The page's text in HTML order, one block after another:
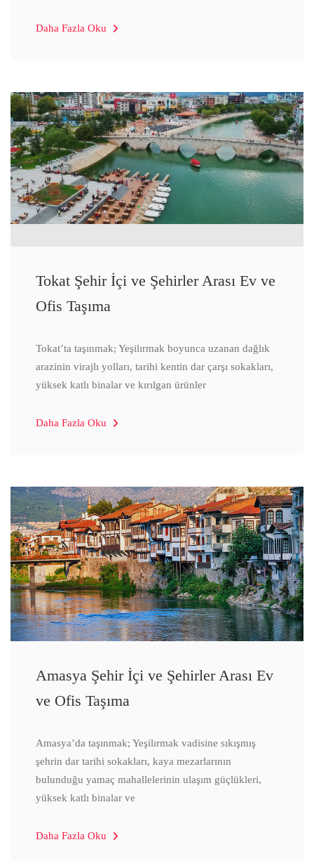
Daha Fazla Oku
Tokat Şehir İçi ve Şehirler Arası Ev ve
Ofis Taşıma
Tokat’ta taşınmak; Yeşilırmak boyunca uzanan dağlık
arazinin virajlı yolları, tarihi kentin dar çarşı sokakları,
yüksek katlı binalar ve kırılgan ürünler
Daha Fazla Oku
Amasya Şehir İçi ve Şehirler Arası Ev
ve Ofis Taşıma
Amasya’da taşınmak; Yeşilırmak vadisine sıkışmış
şehrin dar tarihi sokakları, kaya mezarlarının
bulunduğu yamaç mahallelerinin ulaşım güçlükleri,
yüksek katlı binalar ve
Daha Fazla Oku